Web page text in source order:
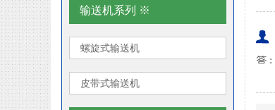
输送机系列 ※
螺旋式输送机
皮带式输送机